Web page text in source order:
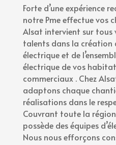
Forte d’une expérience
notre Pme effectue vos
Alsat intervient sur tous
talents dans la création
électrique et de
électrique de vos
commerciaux . Chez
adaptons chaque
réalisations dans le
Couvrant toute la
possède des équipes
Nous nous efforçons